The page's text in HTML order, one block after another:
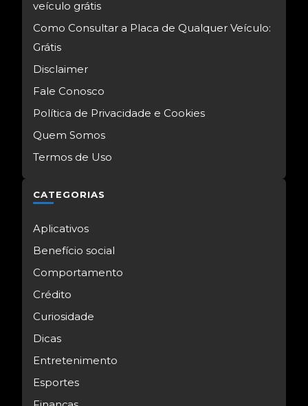
veículo grátis
Como Consultar a Placa de Qualquer Veículo:
Grátis
Disclaimer
Fale Conosco
Política de Privacidade e Cookies
Quem Somos
Termos de Uso
CATEGORIAS
Aplicativos
Benefício social
Comportamento
Crédito
Curiosidade
Dicas
Entretenimento
Esportes